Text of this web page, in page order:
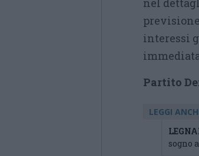
nel
interessi
Partito
LEGGI
sogno